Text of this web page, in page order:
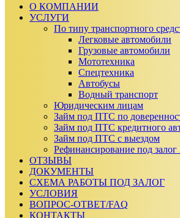
О КОМПАНИИ
УСЛУГИ
По типу транспортного
Легковые автомобили
Грузовые автомобили
Мототехника
Спецтехника
Автобусы
Водный транспорт
Юридическим лицам
Займ под ПТС по
Займ под ПТС кредитного
Займ под ПТС с выездом
Рефинансирование под
ОТЗЫВЫ
ДОКУМЕНТЫ
СХЕМА РАБОТЫ ПОД ЗАЛОГ
УСЛОВИЯ
ВОПРОС-ОТВЕТ/FAQ
КОНТАКТЫ
2%—Займ под ПТС
Займ под АВТО
Ежемесячный платеж:0₽
Сумма к возврату:0₽
Получить одобрение
Как мы работаем